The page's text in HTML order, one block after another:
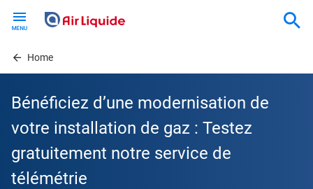
contentHome
Bénéficiez d’une modernisation de
votre installation de gaz : Testez
gratuitement notre service de
télémétrie